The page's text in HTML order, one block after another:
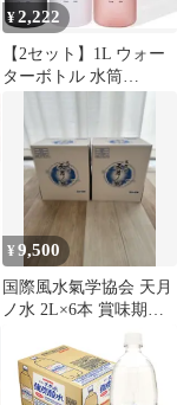
¥2,222
【2セット】1L ウォー
ターボトル 水筒
1000ml 大容量 ホワイ
¥9,500
国際風水氣学協会 天月
ノ水 2L×6本 賞味期限